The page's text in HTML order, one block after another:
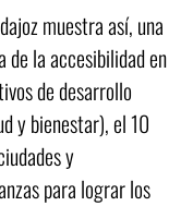
muestra así, una
de la accesibilidad en
de desarrollo
y bienestar), el 10
y
para lograr los